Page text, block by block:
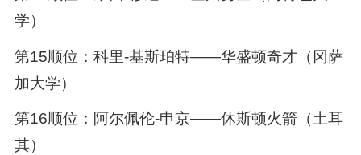
学）
第15顺位：科里-基斯珀特——华盛顿奇才（冈萨
加大学）
第16顺位：阿尔佩伦-申京——休斯顿火箭（土耳
其）